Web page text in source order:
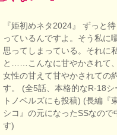
『姫初めネタ2024』 ずっと
っているんですよ。そう私に
思ってしまっている。それに
と……こんなに甘やかされて
女性の甘えて甘やかされての
す。 (全5話、本格的なR-18
トノベルズにも投稿) (長編『
シコ』の元になったSSなの
す)